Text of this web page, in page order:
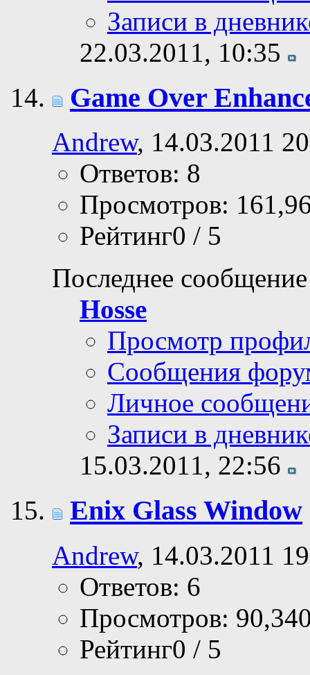
Записи в
22.03.2011, 10:35
Game Over
Andrew, 14.03.2011
Ответов: 8
Просмотров:
Рейтинг0 / 5
Последнее
Hosse
Просмотр
Сообщения
Личное
Записи в
15.03.2011, 22:56
Enix Glass Window
Andrew, 14.03.2011
Ответов: 6
Просмотров:
Рейтинг0 / 5